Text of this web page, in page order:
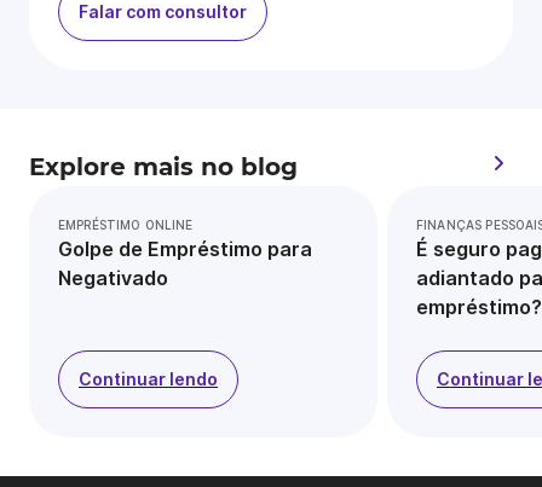
Falar com consultor
Explore mais no blog
EMPRÉSTIMO ONLINE
Golpe de Empréstimo para
Negativado
Continuar lendo
FINANÇAS
É seguro
adiantado
empréstimo?
Continuar